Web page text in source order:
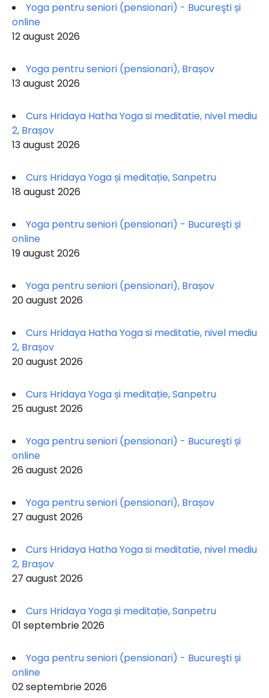
Yoga pentru seniori (pensionari) - Bucureşti și
online
12 august 2026
Yoga pentru seniori (pensionari), Brașov
13 august 2026
Curs Hridaya Hatha Yoga si meditatie, nivel mediu
2, Brașov
13 august 2026
Curs Hridaya Yoga și meditație, Sanpetru
18 august 2026
Yoga pentru seniori (pensionari) - Bucureşti și
online
19 august 2026
Yoga pentru seniori (pensionari), Brașov
20 august 2026
Curs Hridaya Hatha Yoga si meditatie, nivel mediu
2, Brașov
20 august 2026
Curs Hridaya Yoga și meditație, Sanpetru
25 august 2026
Yoga pentru seniori (pensionari) - Bucureşti și
online
26 august 2026
Yoga pentru seniori (pensionari), Brașov
27 august 2026
Curs Hridaya Hatha Yoga si meditatie, nivel mediu
2, Brașov
27 august 2026
Curs Hridaya Yoga și meditație, Sanpetru
01 septembrie 2026
Yoga pentru seniori (pensionari) - Bucureşti și
online
02 septembrie 2026